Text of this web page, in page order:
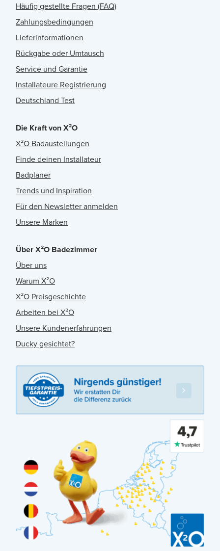
Häufig gestellte Fragen (FAQ)
Zahlungsbedingungen
Lieferinformationen
Rückgabe oder Umtausch
Service und Garantie
Installateure Registrierung
Deutschland Test
Die Kraft von X²O
X²O Badaustellungen
Finde deinen Installateur
Badplaner
Trends und Inspiration
Für den Newsletter anmelden
Unsere Marken
Über X²O Badezimmer
Über uns
Warum X²O
X²O Preisgeschichte
Arbeiten bei X²O
Unsere Kundenerfahrungen
Ducky gesichtet?